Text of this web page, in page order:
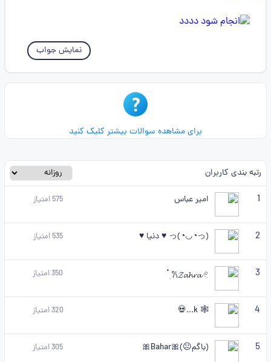
نمایش جواب
برای مشاهده سوالات بیشتر کلیک کنید
رتبه بندی کاربران
1 امیر عباس 575امتیاز
2 (っ◔◡◔)っ ♥ دنیا ♥ 535امتیاز
3 𐙚𝓩𝓪𝓱𝓻𝓪 𓏲 ๋࣭ 350امتیاز
4
🕸 k...💀
320امتیاز
5 (باگم😐)🎀Bahar🎀 305امتیاز